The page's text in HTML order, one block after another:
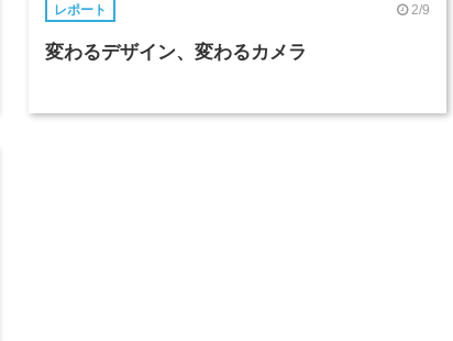
レポート 2/9
変わるデザイン、変わるカメラ